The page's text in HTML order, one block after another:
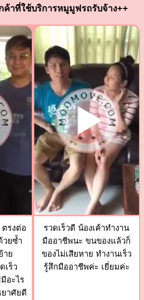
าที่ใช้บริการหมูมูฟรถรับจ้าง++
รงต่อ
วยซ้ำ
าย
เร็ว
อะไร
ยาศัยดี
รวดเร็วดี น้องเค้าทำงาน
มืออาชีพนะ ขนของแล้วก็
ของไม่เสียหาย ทำงานเร็ว
รู้สึกมืออาชีพค่ะ เยี่ยมค่ะ